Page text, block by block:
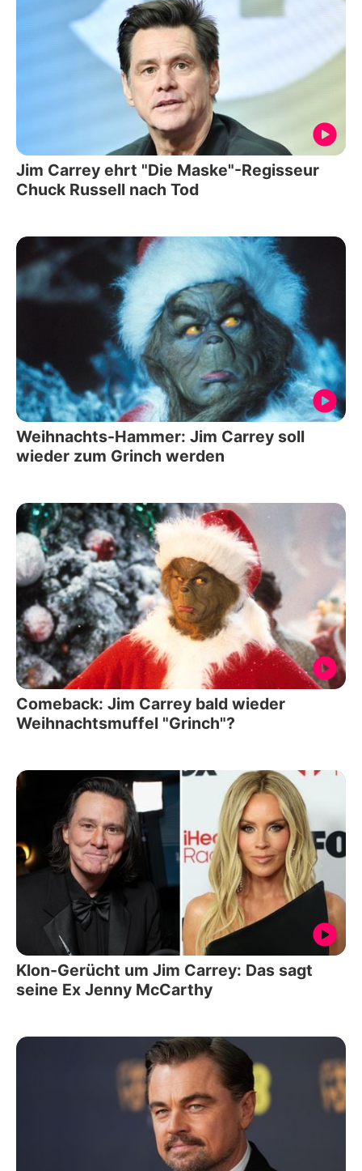
Jim Carrey ehrt "Die Maske"-Regisseur
Chuck Russell nach Tod
Weihnachts-Hammer: Jim Carrey soll
wieder zum Grinch werden
Comeback: Jim Carrey bald wieder
Weihnachtsmuffel "Grinch"?
Klon-Gerücht um Jim Carrey: Das sagt
seine Ex Jenny McCarthy